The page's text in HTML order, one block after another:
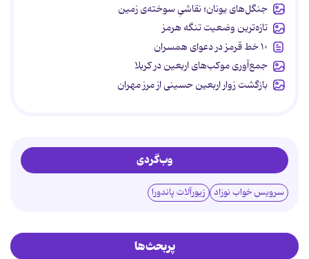
جنگل‌های یونان؛ نقاشیِ سوخته‌ی زمین
تازه‌ترین وضعیت تنگه هرمز
۱۰ خط قرمز در دعوای همسران
جمع‌آوری موکب‌های اربعین در کربلا
بازگشت زوار اربعین حسینی از مرز مهران
وب‌گردی
سرویس خواب نوزاد زیورآلات پاندورا
پربحث‌ها